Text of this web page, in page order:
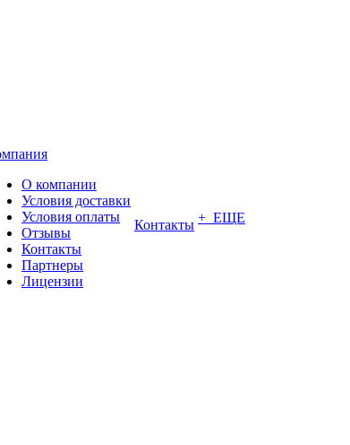
О компании
Условия доставки
Условия оплаты
Отзывы
Контакты
Партнеры
Лицензии
Контакты + ЕЩЕ